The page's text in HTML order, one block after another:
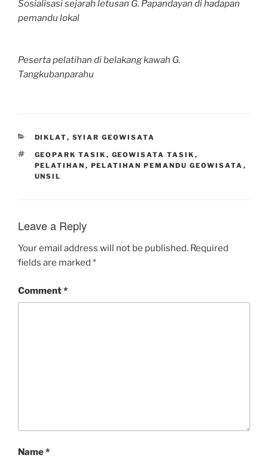
Sosialisasi sejarah letusan G. Papandayan di hadapan
pemandu lokal
Peserta pelatihan di belakang kawah G.
Tangkubanparahu
CATEGORIES
DIKLAT, SYIAR GEOWISATA
TAGS
GEOPARK TASIK , GEOWISATA TASIK ,
PELATIHAN , PELATIHAN PEMANDU GEOWISATA ,
UNSIL
Leave a Reply
Your email address will not be published. Required
fields are marked *
Comment*
Name*